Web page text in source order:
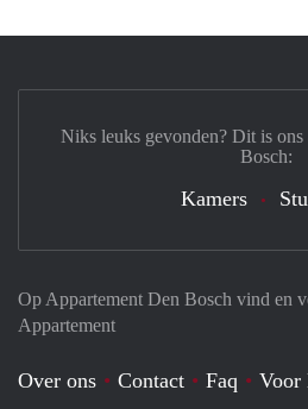
Op Appartement Den Bosch vind en
Appartement
Over ons Contact Faq Voor
Niks leuks gevonden? Dit is ons
Bosch:
Kamers